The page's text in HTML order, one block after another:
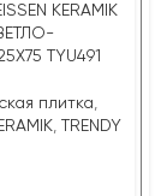
KERAMIK
TYU491
плитка
, TRENDY